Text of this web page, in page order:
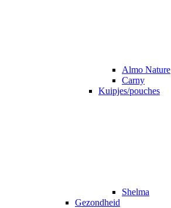
Almo Nature
Carny
Kuipjes/pouches
Shelma
Gezondheid